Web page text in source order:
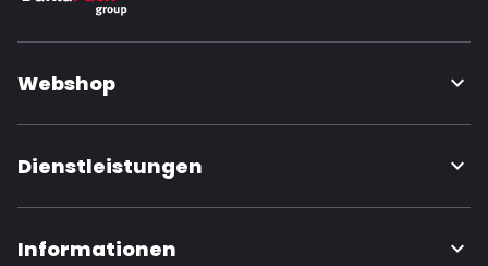
Webshop
Dienstleistungen
Informationen